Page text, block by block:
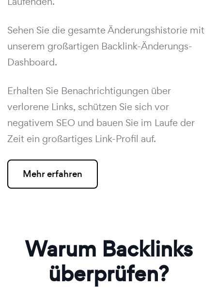
Sehen Sie die gesamte Änderungshistorie mit
unserem großartigen Backlink-Änderungs-
Dashboard.
Erhalten Sie Benachrichtigungen über
verlorene Links, schützen Sie sich vor
negativem SEO und bauen Sie im Laufe der
Zeit ein großartiges Link-Profil auf.
Mehr erfahren
Warum Backlinks
überprüfen?